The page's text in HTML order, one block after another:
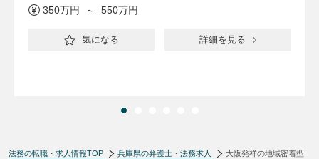
350万円 ～ 550万円
気になる 詳細を見る
法務の転職・求人情報TOP 兵庫県の弁護士・法務求人
大阪発祥の地域密着型